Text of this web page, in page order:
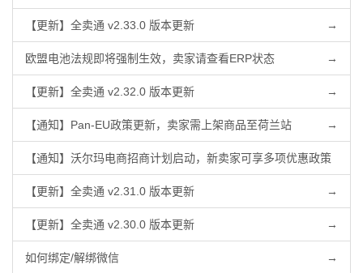
【更新】全卖通 v2.33.0 版本更新 →
欧盟电池法规即将强制生效，卖家请查看ERP状态 →
【更新】全卖通 v2.32.0 版本更新 →
【通知】Pan-EU政策更新，卖家需上架商品至荷兰站 →
【通知】沃尔玛电商招商计划启动，新卖家可享多项优惠政策
→
【更新】全卖通 v2.31.0 版本更新
→
【更新】全卖通 v2.30.0 版本更新 →
如何绑定/解绑微信 →